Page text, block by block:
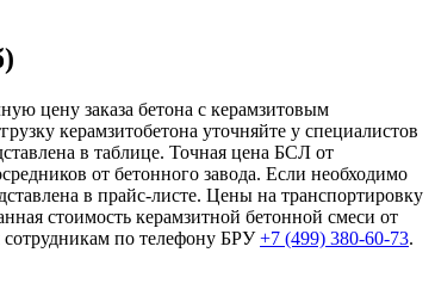
цену заказа бетона с керамзитовым
керамзитобетона уточняйте у специалистов
в таблице. Точная цена БСЛ от
от бетонного завода. Если необходимо
в прайс-листе. Цены на транспортировку
стоимость керамзитной бетонной смеси от
сотрудникам по телефону БРУ+7 (499) 380-60-73.